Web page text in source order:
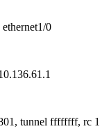
0
tunnel ffffffff, rc 1